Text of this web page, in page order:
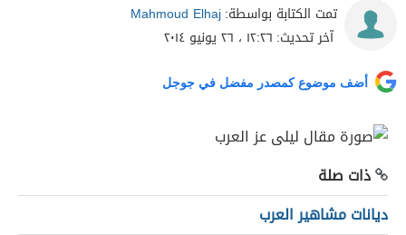
تمت الكتابة بواسطة:Mahmoud Elhaj
آخر تحديث: ١٢:٢٦ ، ٢٦ يونيو ٢٠١٤
أضف موضوع كمصدر مفضل في جوجل
ذات صلة
ديانات مشاهير العرب